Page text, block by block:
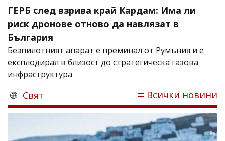
ГЕРБ след взрива край Кардам: Има ли
риск дронове отново да навлязат в
България
Безпилотният апарат е преминал от Румъния и е
експлодирал в близост до стратегическа газова
инфраструктура
Свят Всички новини